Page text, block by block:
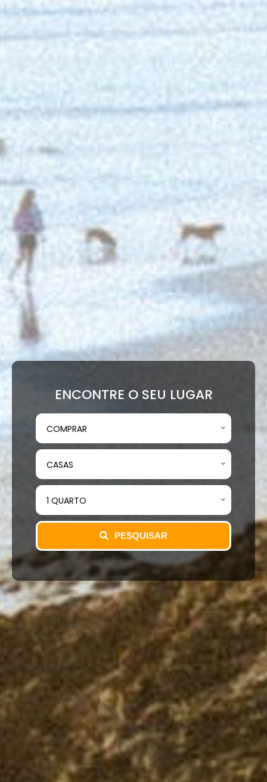
ENCONTRE O SEU LUGAR
COMPRAR
CASAS
1 QUARTO
PESQUISAR